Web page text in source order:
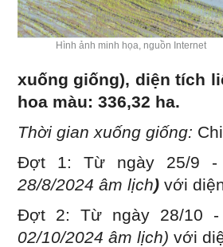
Hình ảnh minh họa, nguồn Internet
xuống giống), diện tích
hoa màu: 336,32 ha.
Thời gian xuống giống:
Đợt 1: Từ ngày 25/9 -
28/8/2024 âm lịch) với
Đợt 2: Từ ngày 28/10 -
02/10/2024 âm lịch) với